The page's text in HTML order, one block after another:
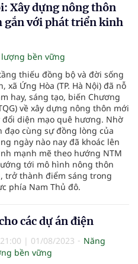
Xây dựng nông thôn
gắn với phát triển kinh
bền vững
thiếu đồng bộ và đời sống
Ứng Hòa (TP. Hà Nội) đã nỗ
hay, sáng tạo, biến Chương
về xây dựng nông thôn mới
đổi diện mạo quê hương. Nhờ
đạo cùng sự đồng lòng của
ngày nào nay đã khoác lên
mạnh mẽ theo hướng NTM
tới mô hình nông thôn
trở thành điểm sáng trong
phía Nam Thủ đô.
các dự án điện
21:00 | 01/08/2023
Năng
bền vững